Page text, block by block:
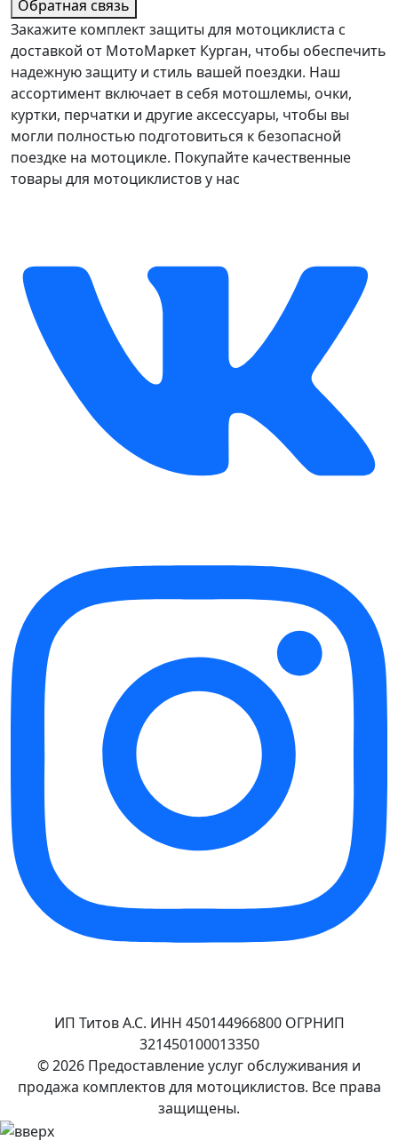
Обратная связь
Закажите комплект защиты для мотоциклиста с
доставкой от МотоМаркет Курган, чтобы обеспечить
надежную защиту и стиль вашей поездки. Наш
ассортимент включает в себя мотошлемы, очки,
куртки, перчатки и другие аксессуары, чтобы вы
могли полностью подготовиться к безопасной
поездке на мотоцикле. Покупайте качественные
товары для мотоциклистов у нас
ИП Титов А.С. ИНН 450144966800 ОГРНИП
321450100013350
© 2026 Предоставление услуг обслуживания и
продажа комплектов для мотоциклистов. Все права
защищены.